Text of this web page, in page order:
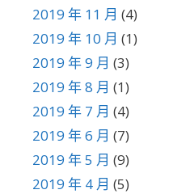
2019 年 11 月 (4)
2019 年 10 月 (1)
2019 年 9 月 (3)
2019 年 8 月 (1)
2019 年 7 月 (4)
2019 年 6 月 (7)
2019 年 5 月 (9)
2019 年 4 月 (5)